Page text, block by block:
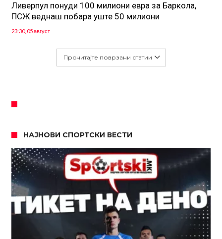
Ливерпул понуди 100 милиони евра за Баркола,
ПСЖ веднаш побара уште 50 милиони
23:30, 05 август
Прочитајте поврзани статии
НАЈНОВИ СПОРТСКИ ВЕСТИ